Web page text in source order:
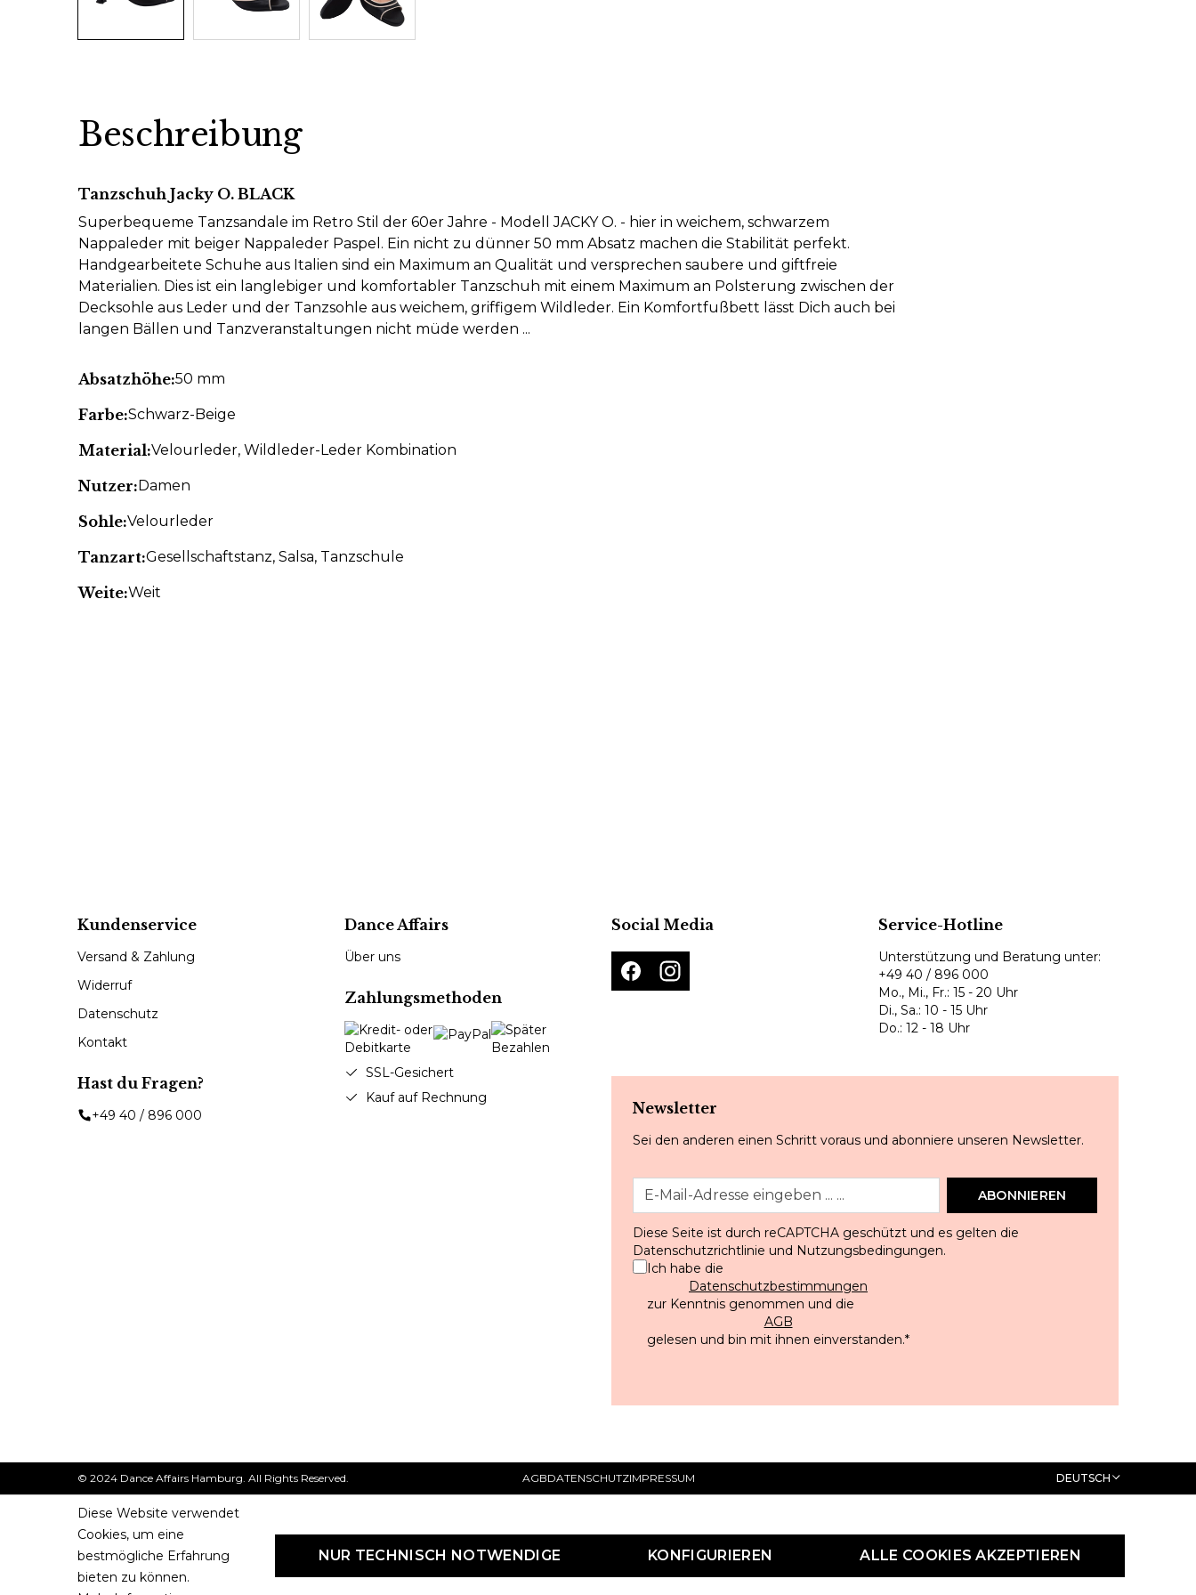
Beschreibung
Tanzschuh Jacky O. BLACK
Superbequeme Tanzsandale im Retro Stil der 60er Jahre - Modell JACKY O. - hier in weichem, schwarzem
Nappaleder mit beiger Nappaleder Paspel. Ein nicht zu dünner 50 mm Absatz machen die Stabilität perfekt.
Handgearbeitete Schuhe aus Italien sind ein Maximum an Qualität und versprechen saubere und giftfreie
Materialien. Dies ist ein langlebiger und komfortabler Tanzschuh mit einem Maximum an Polsterung zwischen der
Decksohle aus Leder und der Tanzsohle aus weichem, griffigem Wildleder. Ein Komfortfußbett lässt Dich auch bei
langen Bällen und Tanzveranstaltungen nicht müde werden ...
Absatzhöhe:50 mm
Farbe:Schwarz-Beige
Material:Velourleder, Wildleder-Leder Kombination
Nutzer:Damen
Sohle:Velourleder
Tanzart:Gesellschaftstanz, Salsa, Tanzschule
Weite:Weit
Kundenservice
Versand & Zahlung
Widerruf
Datenschutz
Kontakt
Hast du Fragen?
+49 40 / 896 000
Dance Affairs
Über uns
Zahlungsmethoden
SSL-Gesichert
Kauf auf Rechnung
Social Media Service-Hotline
Unterstützung und Beratung unter:
+49 40 / 896 000
Mo., Mi., Fr.: 15 - 20 Uhr
Di., Sa.: 10 - 15 Uhr
Do.: 12 - 18 Uhr
Newsletter
Sei den anderen einen Schritt voraus und abonniere unseren Newsletter.
ABONNIEREN
Diese Seite ist durch reCAPTCHA geschützt und es gelten die
Datenschutzrichtlinie und Nutzungsbedingungen.
Ich habe die
Datenschutzbestimmungen
zur Kenntnis genommen und die
AGB
gelesen und bin mit ihnen einverstanden.*
© 2024 Dance Affairs Hamburg. All Rights Reserved. AGBDATENSCHUTZIMPRESSUM DEUTSCH
Diese Website verwendet
Cookies, um eine
bestmögliche Erfahrung
bieten zu können.
NUR TECHNISCH NOTWENDIGE KONFIGURIEREN ALLE COOKIES AKZEPTIEREN